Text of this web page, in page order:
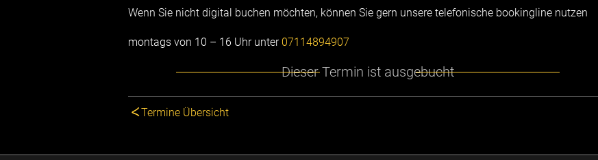
Wenn Sie nicht digital buchen möchten, können Sie gern unsere telefonische bookingline nutzen
montags von 10 – 16 Uhr unter 07114894907
Dieser Termin ist ausgebucht
Termine Übersicht